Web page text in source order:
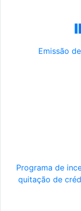
Emissão
Programa de
quitação de